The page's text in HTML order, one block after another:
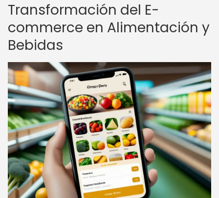
Transformación del E-
commerce en Alimentación y
Bebidas